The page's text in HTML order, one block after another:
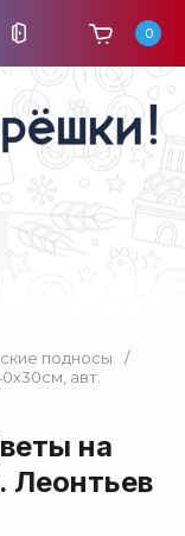
0
подносы
/
авт.
на
Леонтьев